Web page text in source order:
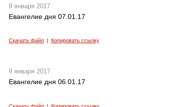
9 января 2017
Евангелие дня 07.01.17
Скачать файл| Копировать ссылку
9 января 2017
Евангелие дня 06.01.17
Скачать файл| Копировать ссылку